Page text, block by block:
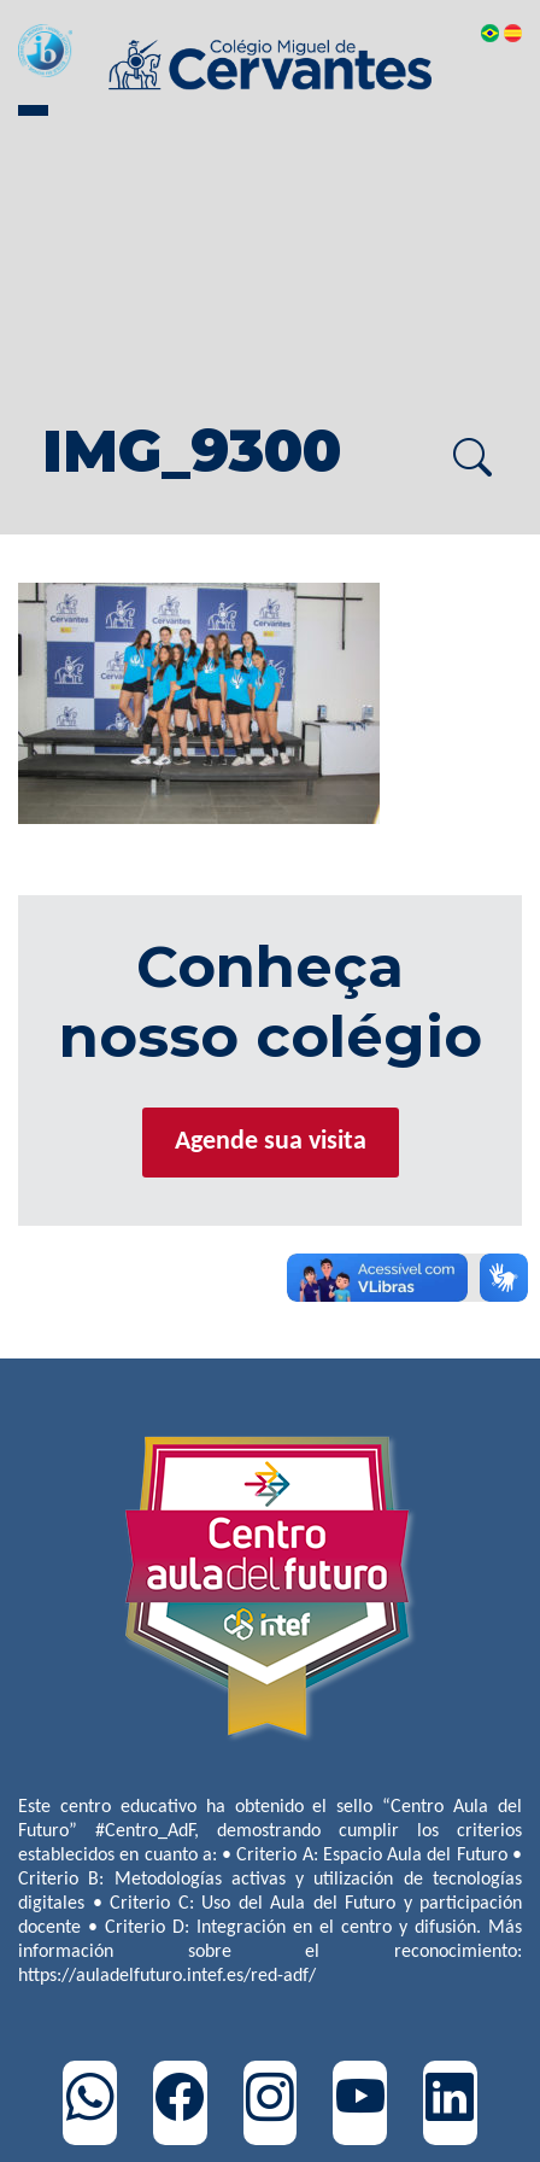
IMG_9300
Conheça
nosso colégio
Agende sua visita
Este centro educativo ha obtenido el sello “Centro Aula del
Futuro” #Centro_AdF, demostrando cumplir los criterios
establecidos en cuanto a: • Criterio A: Espacio Aula del Futuro •
Criterio B: Metodologías activas y utilización de tecnologías
digitales • Criterio C: Uso del Aula del Futuro y participación
docente • Criterio D: Integración en el centro y difusión. Más
información sobre el reconocimiento:
https://auladelfuturo.intef.es/red-adf/